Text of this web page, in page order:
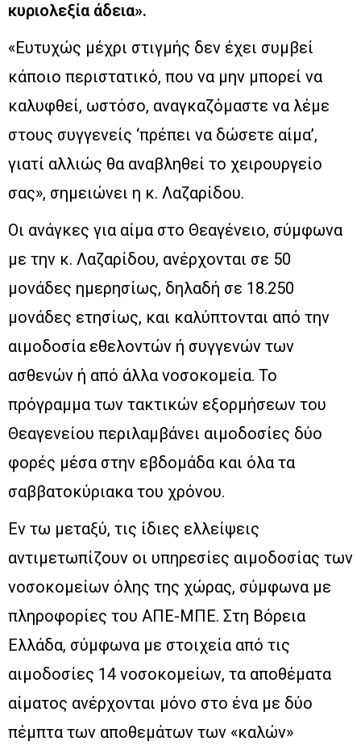
κυριολεξία άδεια».
«Ευτυχώς μέχρι στιγμής δεν έχει συμβεί
κάποιο περιστατικό, που να μην μπορεί να
καλυφθεί, ωστόσο, αναγκαζόμαστε να λέμε
στους συγγενείς ‘πρέπει να δώσετε αίμα’,
γιατί αλλιώς θα αναβληθεί το χειρουργείο
σας», σημειώνει η κ. Λαζαρίδου.
Οι ανάγκες για αίμα στο Θεαγένειο, σύμφωνα
με την κ. Λαζαρίδου, ανέρχονται σε 50
μονάδες ημερησίως, δηλαδή σε 18.250
μονάδες ετησίως, και καλύπτονται από την
αιμοδοσία εθελοντών ή συγγενών των
ασθενών ή από άλλα νοσοκομεία. Το
πρόγραμμα των τακτικών εξορμήσεων του
Θεαγενείου περιλαμβάνει αιμοδοσίες δύο
φορές μέσα στην εβδομάδα και όλα τα
σαββατοκύριακα του χρόνου.
Εν τω μεταξύ, τις ίδιες ελλείψεις
αντιμετωπίζουν οι υπηρεσίες αιμοδοσίας των
νοσοκομείων όλης της χώρας, σύμφωνα με
πληροφορίες του ΑΠΕ-ΜΠΕ. Στη Βόρεια
Ελλάδα, σύμφωνα με στοιχεία από τις
αιμοδοσίες 14 νοσοκομείων, τα αποθέματα
αίματος ανέρχονται μόνο στο ένα με δύο
πέμπτα των αποθεμάτων των «καλών»